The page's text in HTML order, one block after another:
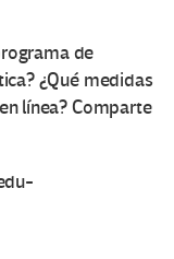
de
¿Qué medidas
línea? Comparte